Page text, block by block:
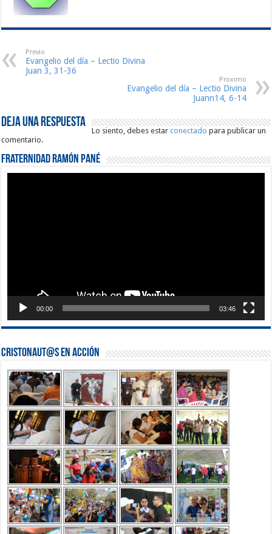
Previo
Evangelio del día – Lectio Divina
Juan 3, 31-36
Proximo
Evangelio del día – Lectio Divina
Juann14, 6-14
Deja una respuesta
Lo siento, debes estarconectado para publicar un
comentario.
Fraternidad Ramón Pané
00:00 03:46
Cristonaut@s en Acción